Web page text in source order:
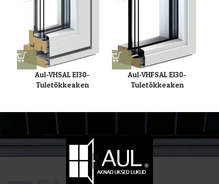
Aul-VHSAL EI30-
Tuletõkkeaken
Aul-VHFSAL EI30-
Tuletõkkeaken